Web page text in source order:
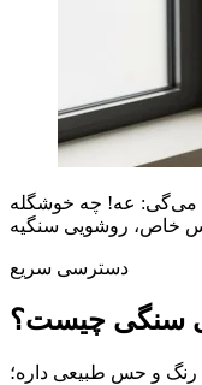
دسترسی سریع
رنگ و حس طبیعی داره؛